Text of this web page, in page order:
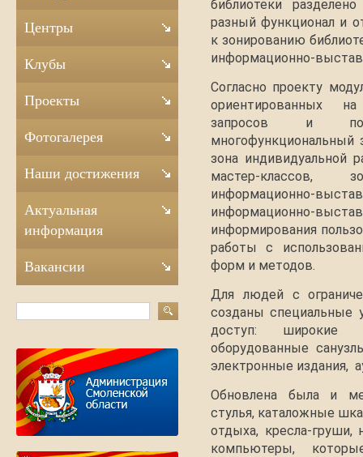
библиотеки
разный функционал и
к зонированию
информационно-
Согласно проекту
ориентированных
запросов и
многофункциональный
зона индивидуальной
мастер-классов,
информационно-
информационно-
информирования
работы с
форм и методов.
Для людей с
созданы специальные
доступ: широкие
оборудованные
электронные издания,
Обновлена была и
стулья, каталожные
отдыха, кресла-
компьютеры,
Центры
Клубы
Проекты
Фотогалерея
Наши достижения
Актуальная
информация
Вакансии